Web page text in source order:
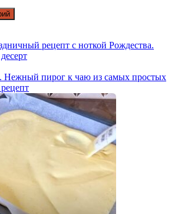
рецепт с ноткой Рождества.
Нежный пирог к чаю из самых простых